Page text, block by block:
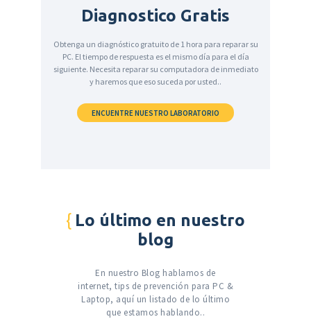
Diagnostico Gratis
Obtenga un diagnóstico gratuito de 1 hora para reparar su
PC. El tiempo de respuesta es el mismo día para el día
siguiente. Necesita reparar su computadora de inmediato
y haremos que eso suceda por usted..
ENCUENTRE NUESTRO LABORATORIO
Lo último en nuestro
blog
En nuestro Blog hablamos de
internet, tips de prevención para PC &
Laptop, aquí un listado de lo último
que estamos hablando..